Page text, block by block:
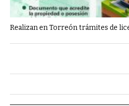
Realizan en Torreón trámites de